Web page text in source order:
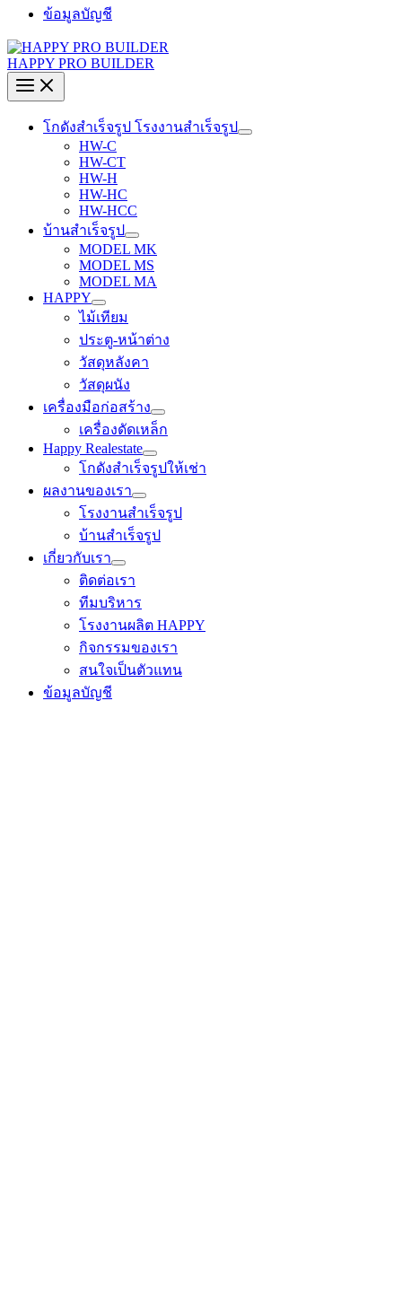
ข้อมูลบัญชี
HAPPY PRO BUILDER
โกดังสำเร็จรูป โรงงานสำเร็จรูป
HW-C
HW-CT
HW-H
HW-HC
HW-HCC
บ้านสำเร็จรูป
MODEL MK
MODEL MS
MODEL MA
HAPPY
ไม้เทียม
ประตู-หน้าต่าง
วัสดุหลังคา
วัสดุผนัง
เครื่องมือก่อสร้าง
เครื่องดัดเหล็ก
Happy Realestate
โกดังสำเร็จรูปให้เช่า
ผลงานของเรา
โรงงานสำเร็จรูป
บ้านสำเร็จรูป
เกี่ยวกับเรา
ติดต่อเรา
ทีมบริหาร
โรงงานผลิต HAPPY
กิจกรรมของเรา
สนใจเป็นตัวแทน
ข้อมูลบัญชี